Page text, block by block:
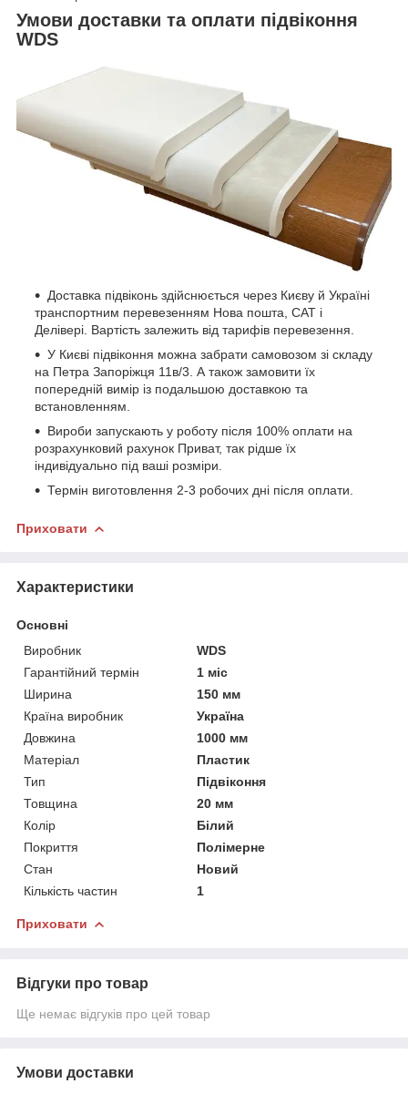
Умови доставки та оплати підвіконня
WDS
Доставка підвіконь здійснюється через Києву й Україні
транспортним перевезенням Нова пошта, САТ і
Делівері. Вартість залежить від тарифів перевезення.
У Києві підвіконня можна забрати самовозом зі складу
на Петра Запоріжця 11в/3. А також замовити їх
попередній вимір із подальшою доставкою та
встановленням.
Вироби запускають у роботу після 100% оплати на
розрахунковий рахунок Приват, так рідше їх
індивідуально під ваші розміри.
Термін виготовлення 2-3 робочих дні після оплати.
Приховати
Характеристики
Основні
Виробник
WDS
Гарантійний термін
1 міс
Ширина
150 мм
Країна виробник
Україна
Довжина
1000 мм
Матеріал
Пластик
Тип
Підвіконня
Товщина
20 мм
Колір
Білий
Покриття
Полімерне
Стан
Новий
Кількість частин
1
Приховати
Відгуки про товар
Ще немає відгуків про цей товар
Умови доставки